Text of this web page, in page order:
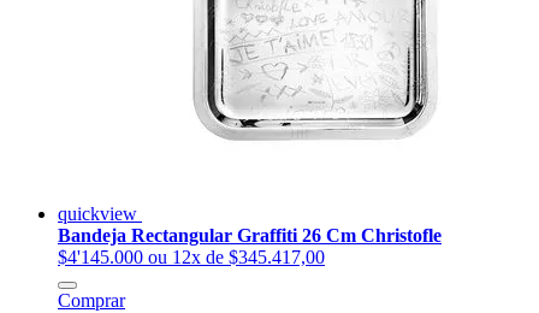
quickview
Bandeja Rectangular Graffiti 26 Cm Christofle
$4'145.000 ou 12x de $345.417,00
Comprar